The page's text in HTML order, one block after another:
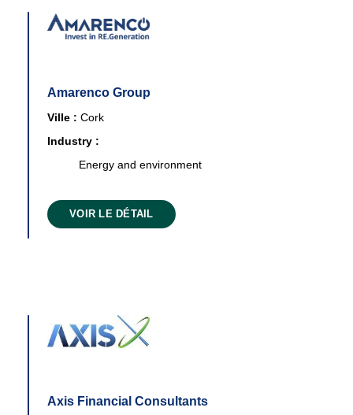
Amarenco Group
Ville : Cork
Industry :
Energy and environment
VOIR LE DÉTAIL
Axis Financial Consultants